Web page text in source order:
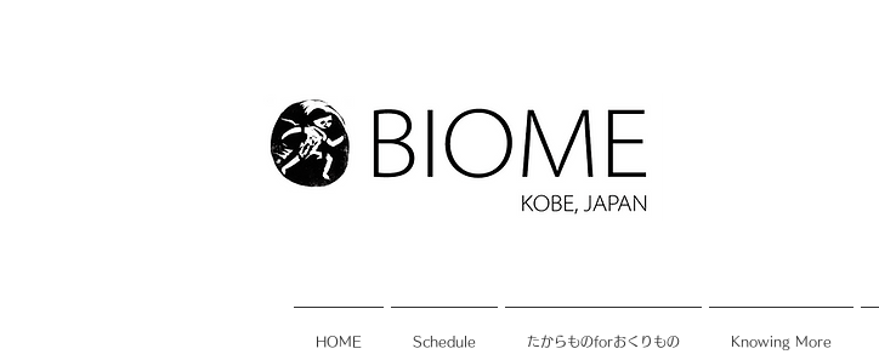
HOME Schedule たからものforおくりもの Knowing More